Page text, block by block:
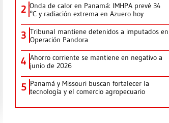
2 Onda de calor en Panamá: IMHPA prevé 34
°C y radiación extrema en Azuero hoy
3 Tribunal mantiene detenidos a imputados en
Operación Pandora
4 Ahorro corriente se mantiene en negativo a
junio de 2026
5 Panamá y Missouri buscan fortalecer la
tecnología y el comercio agropecuario